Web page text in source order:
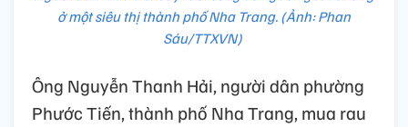
ở một siêu thị thành phố Nha Trang. (Ảnh: Phan
Sáu/TTXVN)
Ông Nguyễn Thanh Hải, người dân phường
Phước Tiến, thành phố Nha Trang, mua rau